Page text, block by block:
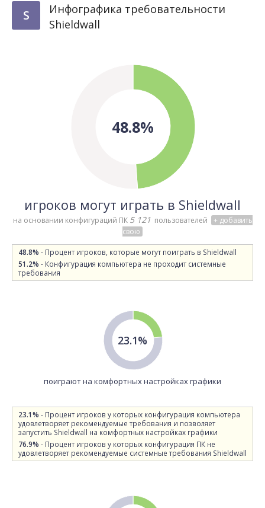
S
Инфографика требовательности
Shieldwall
48.8%
игроков могут играть в Shieldwall
на основании конфигураций ПК 5 121 пользователей
+ добавить
свою
48.8% - Процент игроков, которые могут поиграть в Shieldwall
51.2% - Конфигурация компьютера не проходит системные
требования
23.1%
поиграют на комфортных настройках графики
23.1% - Процент игроков у которых конфигурация компьютера
удовлетворяет рекомендуемые требования и позволяет
запустить Shieldwall на комфортных настройках графики
76.9% - Процент игроков у которых конфигурация ПК не
удовлетворяет рекомендуемые системные требования Shieldwall